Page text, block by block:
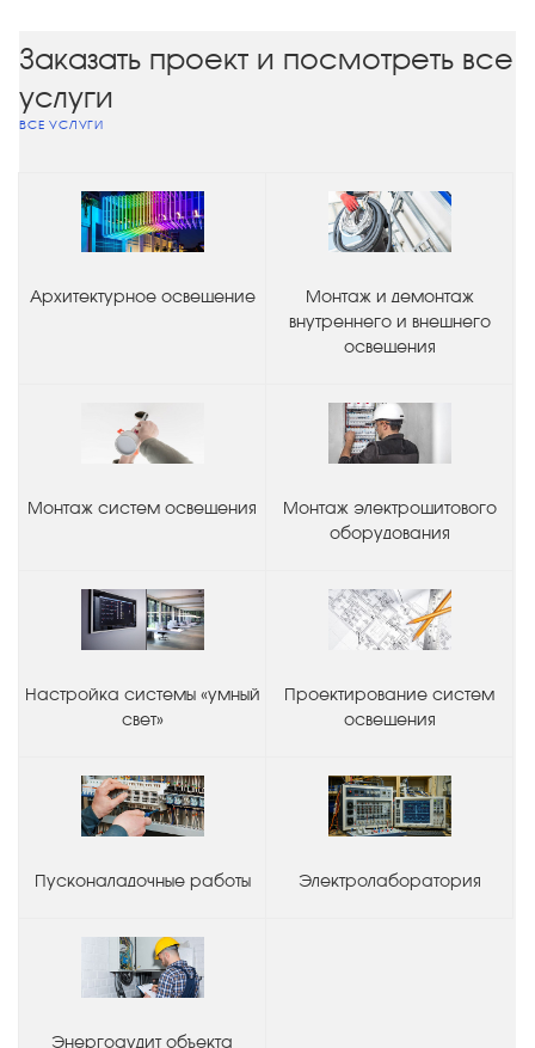
Заказать проект и посмотреть все
услуги
ВСЕ УСЛУГИ
Архитектурное освещение
Монтаж и демонтаж
внутреннего и внешнего
освещения
Монтаж систем освещения
Монтаж электрощитового
оборудования
Настройка системы «умный
свет»
Проектирование систем
освещения
Пусконаладочные работы Электролаборатория
Энергоаудит объекта